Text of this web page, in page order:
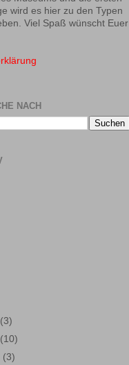
wird es hier zu den Typen
Viel Spaß wünscht Euer
NACH
(3)
(10)
(3)